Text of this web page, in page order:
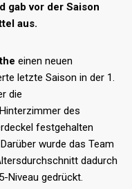
gab vor der Saison
aus.
einen neuen
letzte Saison in der 1.
die
des
festgehalten
wurde das Team
dadurch
Niveau gedrückt.